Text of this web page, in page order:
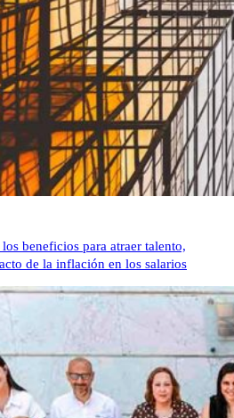
beneficios para atraer talento,
de la inflación en los salarios